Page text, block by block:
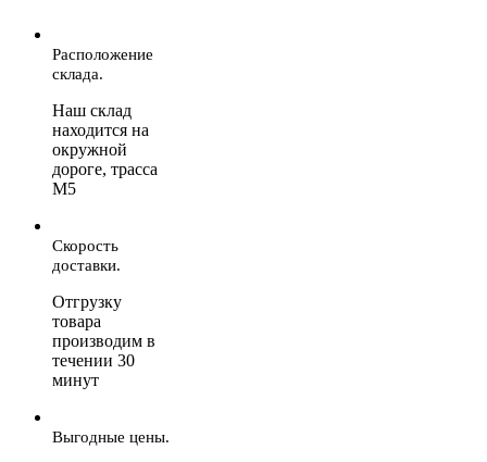
Расположение
склада.
Наш склад
находится на
окружной
дороге, трасса
М5
Скорость
доставки.
Отгрузку
товара
производим в
течении 30
минут
Выгодные цены.